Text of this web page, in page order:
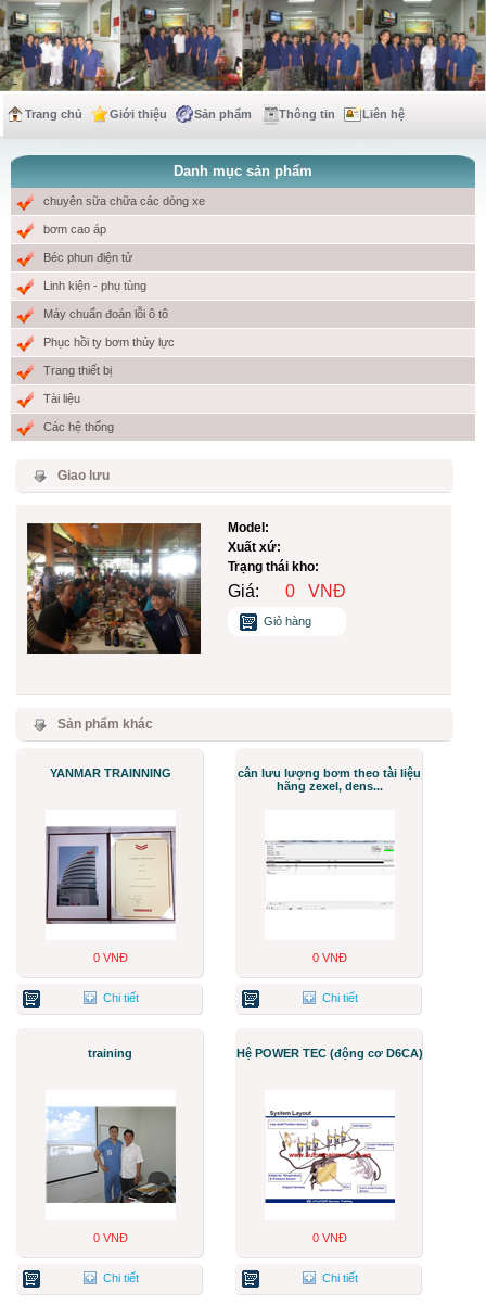
Trang chủ Giới thiệu Sản phẩm Thông tin Liên hệ
Danh mục sản phẩm
chuyên sữa chữa các dòng xe
bơm cao áp
Béc phun điện tử
Linh kiện - phụ tùng
Máy chuẩn đoán lỗi ô tô
Phục hồi ty bơm thủy lực
Trang thiết bị
Tài liệu
Các hệ thống
Giao lưu
Model:
Xuất xứ:
Trạng thái kho:
Giá: 0 VNĐ
Giỏ hàng
Sản phẩm khác
YANMAR TRAINNING
0 VNĐ
Chi tiết
cân lưu lượng bơm theo tài liệu
hãng zexel, dens...
0 VNĐ
Chi tiết
training
0 VNĐ
Chi tiết
Hệ POWER TEC (động cơ D6CA)
0 VNĐ
Chi tiết